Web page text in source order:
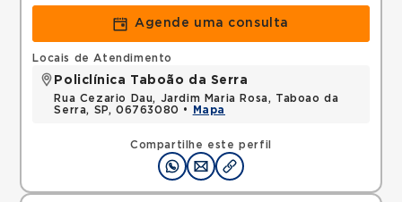
Agende uma consulta
Compartilhe este perfil
Locais de Atendimento
Policlínica Taboão da Serra
Rua Cezario Dau, Jardim Maria Rosa, Taboao da
Serra, SP, 06763080 •
Mapa